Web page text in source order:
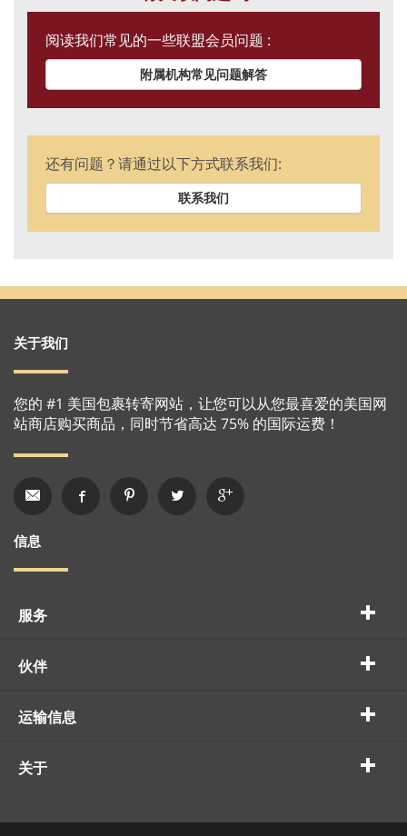
阅读我们常见的一些联盟会员问题 :
附属机构常见问题解答
还有问题？请通过以下方式联系我们:
联系我们
关于我们
您的 #1 美国包裹转寄网站，让您可以从您最喜爱的美国网
站商店购买商品，同时节省高达 75% 的国际运费！
信息
服务
伙伴
运输信息
关于